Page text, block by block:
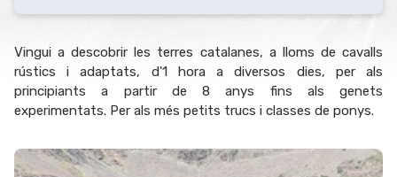
Vingui a descobrir les terres catalanes, a lloms de cavalls
rústics i adaptats, d'1 hora a diversos dies, per als
principiants a partir de 8 anys fins als genets
experimentats. Per als més petits trucs i classes de ponys.